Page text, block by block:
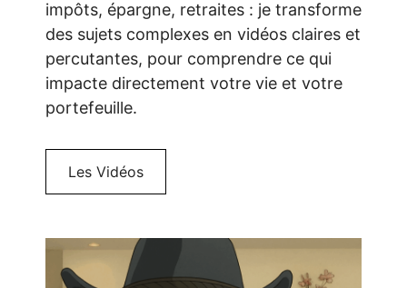
impôts, épargne, retraites : je transforme
des sujets complexes en vidéos claires et
percutantes, pour comprendre ce qui
impacte directement votre vie et votre
portefeuille.
Les Vidéos